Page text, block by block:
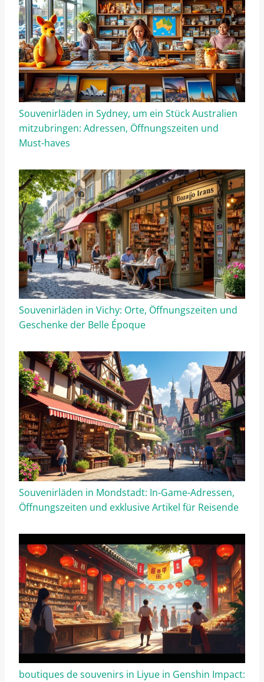
Souvenirläden in Sydney, um ein Stück Australien
mitzubringen: Adressen, Öffnungszeiten und
Must-haves
Souvenirläden in Vichy: Orte, Öffnungszeiten und
Geschenke der Belle Époque
Souvenirläden in Mondstadt: In-Game-Adressen,
Öffnungszeiten und exklusive Artikel für Reisende
boutiques de souvenirs in Liyue in Genshin Impact: